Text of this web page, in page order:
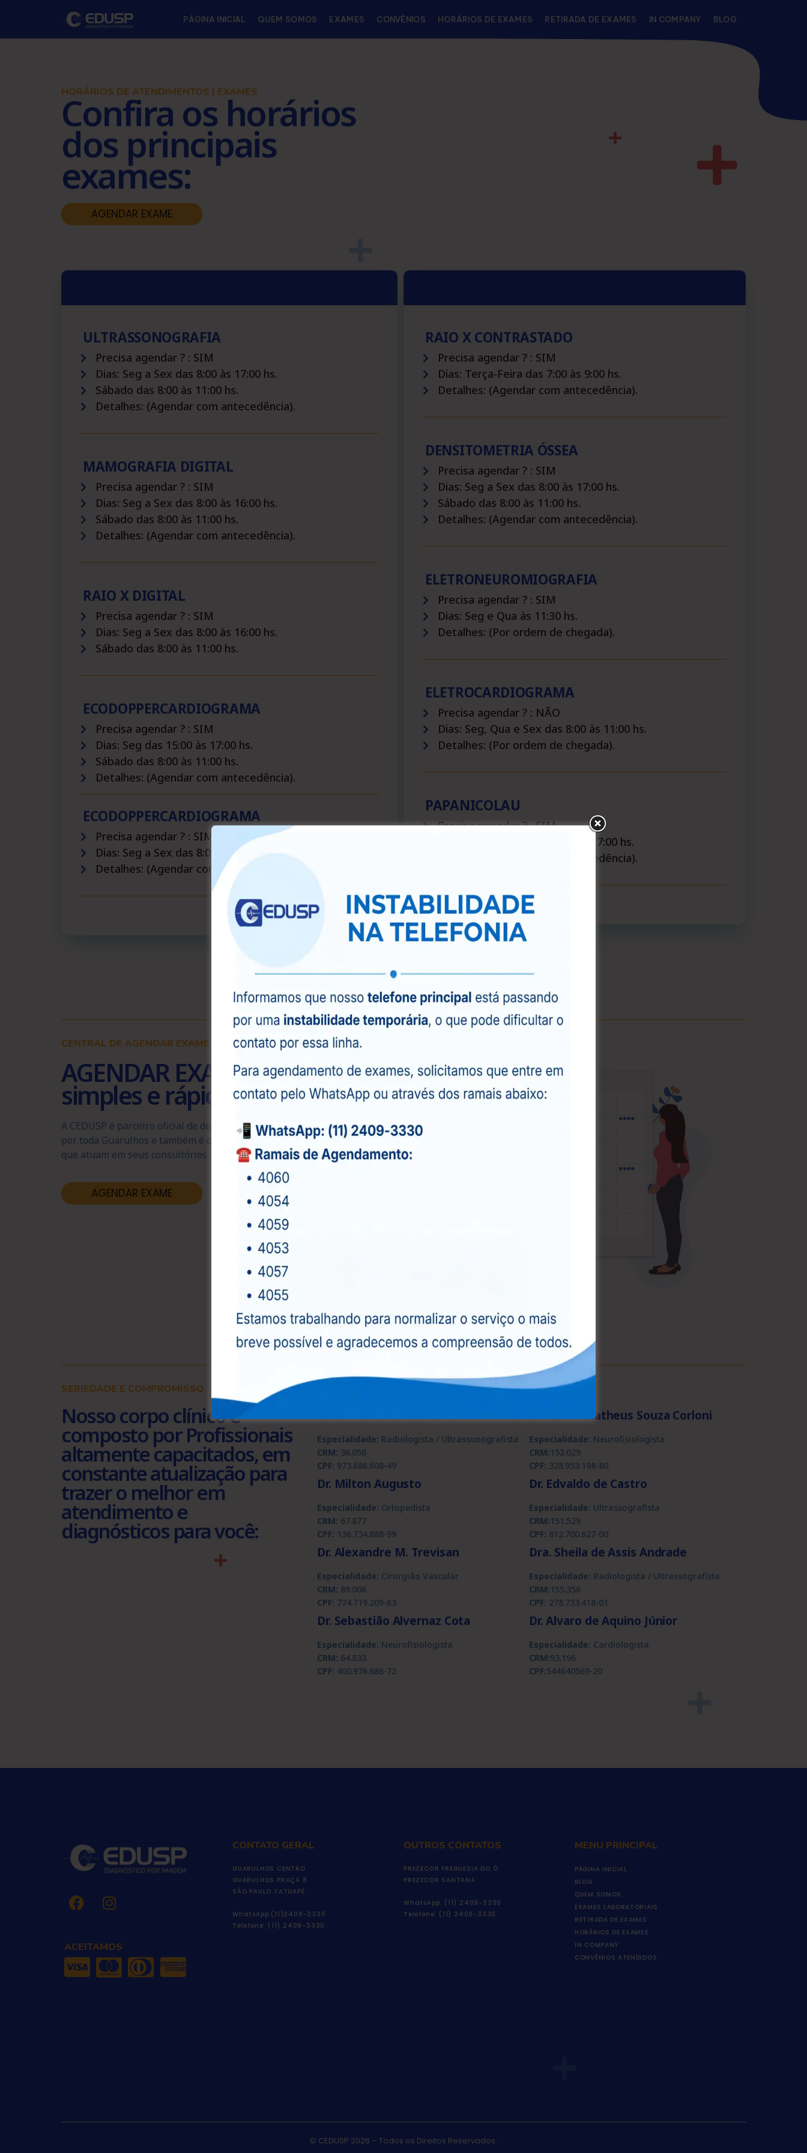
PÁGINA INICIAL QUEM SOMOS EXAMES CONVÊNIOS HORÁRIOS DE EXAMES RETIRADA DE EXAMES IN COMPANY BLOG
HORÁRIOS DE ATENDIMENTOS | EXAMES
Confira os horários
dos principais
exames:
AGENDAR EXAME
ULTRASSONOGRAFIA
Precisa agendar ? : SIM
Dias: Seg a Sex das 8:00 às 17:00 hs.
Sábado das 8:00 às 11:00 hs.
Detalhes: (Agendar com antecedência).
MAMOGRAFIA DIGITAL
Precisa agendar ? : SIM
Dias: Seg a Sex das 8:00 às 16:00 hs.
Sábado das 8:00 às 11:00 hs.
Detalhes: (Agendar com antecedência).
RAIO X DIGITAL
Precisa agendar ? : SIM
Dias: Seg a Sex das 8:00 às 16:00 hs.
Sábado das 8:00 às 11:00 hs.
ECODOPPERCARDIOGRAMA
Precisa agendar ? : SIM
Dias: Seg das 15:00 às 17:00 hs.
Sábado das 8:00 às 11:00 hs.
Detalhes: (Agendar com antecedência).
ECODOPPERCARDIOGRAMA
Precisa agendar ? : SIM
Dias: Seg a Sex das 8:00 às 12:00 hs.
Detalhes: (Agendar com antecedência).
RAIO X CONTRASTADO
Precisa agendar ? : SIM
Dias: Terça-Feira das 7:00 às 9:00 hs.
Detalhes: (Agendar com antecedência).
DENSITOMETRIA ÓSSEA
Precisa agendar ? : SIM
Dias: Seg a Sex das 8:00 às 17:00 hs.
Sábado das 8:00 às 11:00 hs.
Detalhes: (Agendar com antecedência).
ELETRONEUROMIOGRAFIA
Precisa agendar ? : SIM
Dias: Seg e Qua às 11:30 hs.
Detalhes: (Por ordem de chegada).
ELETROCARDIOGRAMA
Precisa agendar ? : NÃO
Dias: Seg, Qua e Sex das 8:00 às 11:00 hs.
Detalhes: (Por ordem de chegada).
PAPANICOLAU
Precisa agendar ? : SIM
Dias: Quarta-Feira das 8:00 às 17:00 hs.
Detalhes: (Agendar com antecedência).
CENTRAL DE AGENDAR EXAME
AGENDAR EXAME
simples e rápido.
A CEDUSP é parceiro oficial de dezenas de clínicas médicas espalhadas
por toda Guarulhos e também é o braço médico de diversos profissionais
que atuam em seus consultórios nas mais variadas especialidades.
AGENDAR EXAME
SERIEDADE E COMPROMISSO
Nosso corpo clínico é
composto por Profissionais
altamente capacitados, em
constante atualização para
trazer o melhor em
atendimento e
diagnósticos para você:
Dr. Francisco Canhetti Filho
Especialidade: Radiologista / Ultrassonografista
CRM: 36.056
CPF: 973.686.608-49
Dr. Milton Augusto
Especialidade: Ortopedista
CRM: 67.877
CPF: 136.734.888-99
Dr. Alexandre M. Trevisan
Especialidade: Cirurgião Vascular
CRM: 89.006
CPF: 774.719.209-63
Dr. Sebastião Alvernaz Cota
Especialidade: Neurofisiologista
CRM: 64.833
CPF: 400.976.686-72
Dr. André Matheus Souza Corloni
Especialidade: Neurofisiologista
CRM:152.029
CPF: 328.953.198-80
Dr. Edvaldo de Castro
Especialidade: Ultrassografista
CRM:151.529
CPF: 812.700.627-00
Dra. Sheila de Assis Andrade
Especialidade: Radiologista / Ultrassografista
CRM:155.356
CPF: 278.733.418-01
Dr. Alvaro de Aquino Júnior
Especialidade: Cardiologista
CRM:93.196
CPF:544640569-20
ACEITAMOS
CONTATO GERAL
GUARULHOS CENTRO
GUARULHOS PRAÇA 8
SÃO PAULO TATUAPÉ
WhatsApp:(11)2409-3330
Telefone: (11) 2409-3330
OUTROS CONTATOS
PREZECOR FREGUESIA DO Ó
PREZECOR SANTANA
WhatsApp: (11) 2409-3330
Telefone: (11) 2409-3330
MENU PRINCIPAL
PÁGINA INICIAL
BLOG
QUEM SOMOS
EXAMES LABORATORIAIS
RETIRADA DE EXAMES
HORÁRIOS DE EXAMES
IN COMPANY
CONVÊNIOS ATENDIDOS
© CEDUSP 2026 – Todos os Direitos Reservados.